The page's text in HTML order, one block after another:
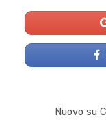
Nuovo su